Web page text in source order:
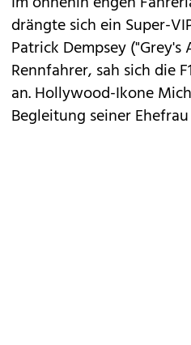
drängte sich ein Super-
Patrick Dempsey
Rennfahrer, sah sich die
an. Hollywood-Ikone
Begleitung seiner